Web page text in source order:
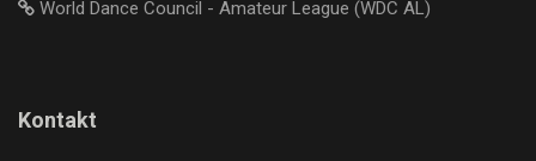
World Dance Council - Amateur League (WDC AL)
Kontakt